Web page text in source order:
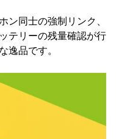
ン同士の強制リンク、
テリーの残量確認が行
逸品です。